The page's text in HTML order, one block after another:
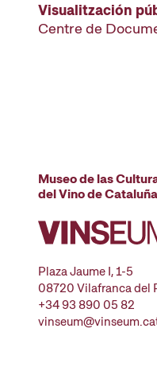
Visualitzación
Centre de
Museo de las
del Vino de Cataluña
Plaza Jaume I, 1-5
08720 Vilafranca del
+34 93 890 05 82